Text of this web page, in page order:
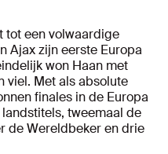
tot een volwaardige
Ajax zijn eerste Europa
won Haan met
viel. Met als absolute
finales in de Europa
tweemaal de
de Wereldbeker en drie